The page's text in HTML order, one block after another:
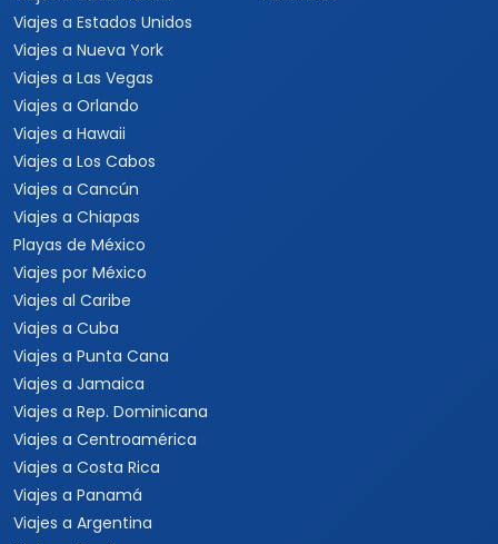
Viajes a Estados Unidos
Viajes a Nueva York
Viajes a Las Vegas
Viajes a Orlando
Viajes a Hawaii
Viajes a Los Cabos
Viajes a Cancún
Viajes a Chiapas
Playas de México
Viajes por México
Viajes al Caribe
Viajes a Cuba
Viajes a Punta Cana
Viajes a Jamaica
Viajes a Rep. Dominicana
Viajes a Centroamérica
Viajes a Costa Rica
Viajes a Panamá
Viajes a Argentina